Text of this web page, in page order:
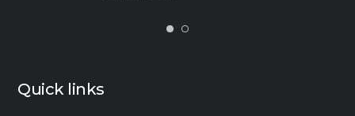
Quick links